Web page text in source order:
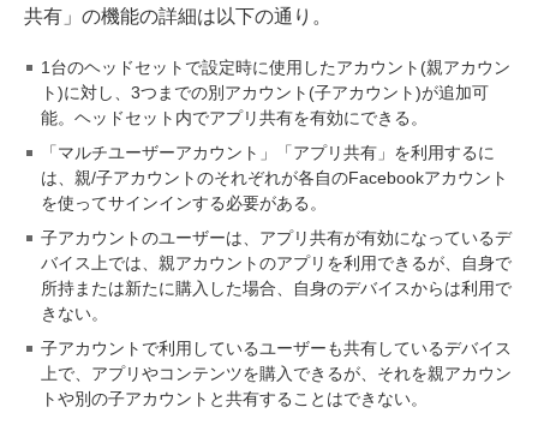
共有」の機能の詳細は以下の通り。
1台のヘッドセットで設定時に使用したアカウント(親アカウン
ト)に対し、3つまでの別アカウント(子アカウント)が追加可
能。ヘッドセット内でアプリ共有を有効にできる。
「マルチユーザーアカウント」「アプリ共有」を利用するに
は、親/子アカウントのそれぞれが各自のFacebookアカウント
を使ってサインインする必要がある。
子アカウントのユーザーは、アプリ共有が有効になっているデ
バイス上では、親アカウントのアプリを利用できるが、自身で
所持または新たに購入した場合、自身のデバイスからは利用で
きない。
子アカウントで利用しているユーザーも共有しているデバイス
上で、アプリやコンテンツを購入できるが、それを親アカウン
トや別の子アカウントと共有することはできない。